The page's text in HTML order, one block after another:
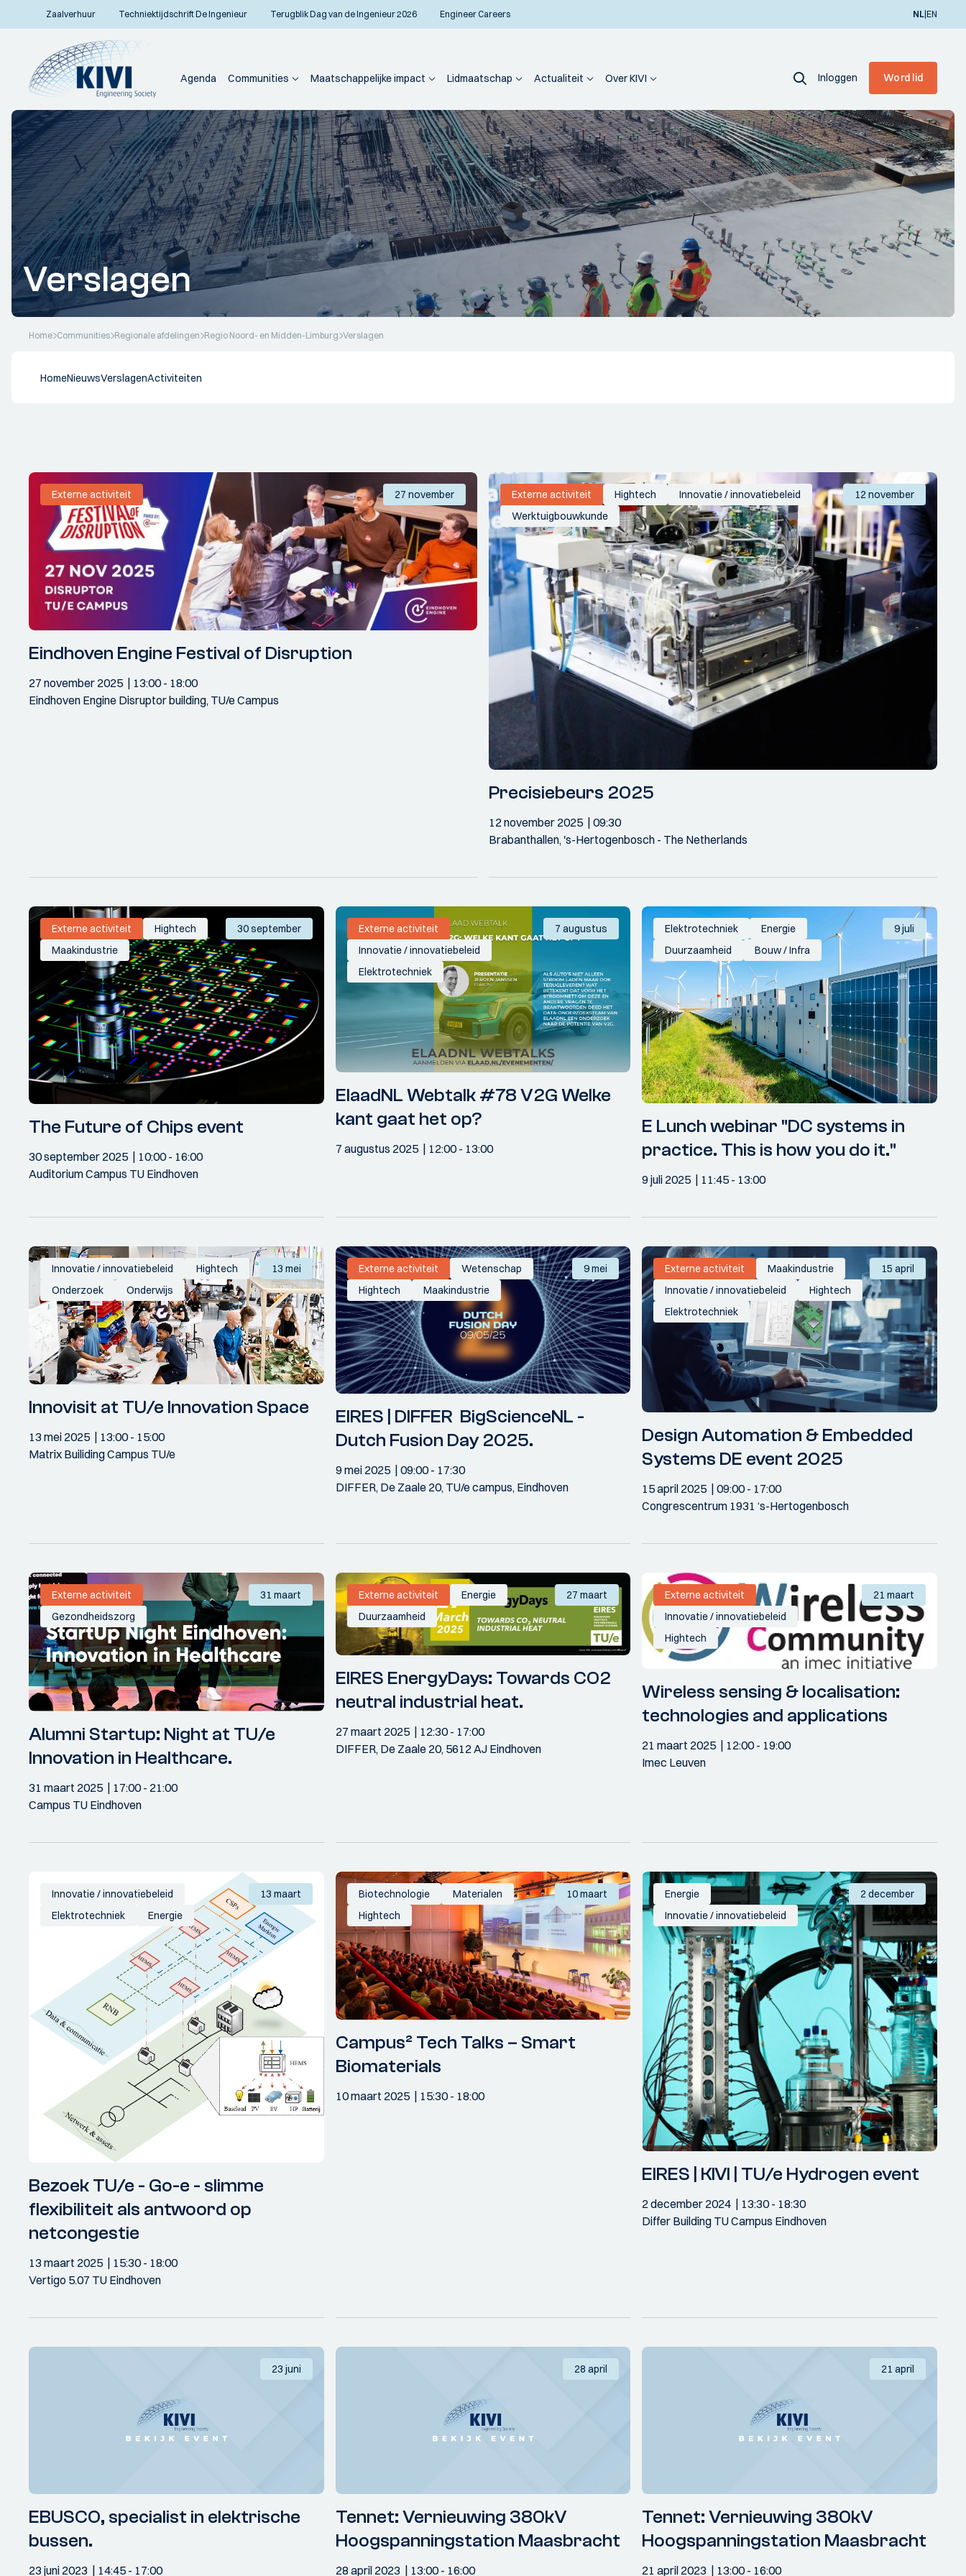
Zaalverhuur Techniektijdschrift De Ingenieur Terugblik Dag van de Ingenieur 2026 Engineer Careers NL|EN
Agenda Communities Maatschappelijke impact Lidmaatschap Actualiteit Over KIVI Inloggen Word lid
Verslagen
Home Communities Regionale afdelingen Regio Noord- en Midden-Limburg Verslagen
HomeNieuwsVerslagenActiviteiten
Externe activiteit 27 november
Eindhoven Engine Festival of Disruption
27 november 2025 13:00- 18:00
Eindhoven Engine Disruptor building, TU/e Campus
Externe activiteit Hightech
Innovatie / innovatiebeleid
Werktuigbouwkunde
12 november
Precisiebeurs 2025
12 november 2025
09:30
Brabanthallen, 's-Hertogenbosch - The Netherlands
Externe activiteit
Hightech
Maakindustrie
30 september
The Future of Chips event
30 september 2025 10:00- 16:00
Auditorium Campus TU Eindhoven
Externe activiteit
Innovatie / innovatiebeleid
Elektrotechniek
7 augustus
ElaadNL Webtalk #78 V2G Welke
kant gaat het op?
7 augustus 2025 12:00- 13:00
Elektrotechniek
Energie
Duurzaamheid
Bouw / Infra
9 juli
E Lunch webinar "DC systems in
practice. This is how you do it."
9 juli 2025 11:45 - 13:00
Innovatie / innovatiebeleid
Hightech
Onderzoek
Onderwijs
13 mei
Innovisit at TU/e Innovation Space
13 mei 2025 13:00- 15:00
Matrix Builiding Campus TU/e
Externe activiteit
Wetenschap
Hightech
Maakindustrie
9 mei
EIRES | DIFFER BigScienceNL -
Dutch Fusion Day 2025.
9 mei 2025 09:00- 17:30
DIFFER, De Zaale 20, TU/e campus, Eindhoven
Externe activiteit
Maakindustrie
Innovatie / innovatiebeleid
Hightech
Elektrotechniek
15 april
Design Automation & Embedded
Systems DE event 2025
15 april 2025 09:00- 17:00
Congrescentrum 1931 ‘s-Hertogenbosch
Externe activiteit
Gezondheidszorg
31 maart
Alumni Startup: Night at TU/e
Innovation in Healthcare.
31 maart 2025 17:00- 21:00
Campus TU Eindhoven
Externe activiteit
Energie
Duurzaamheid
27 maart
EIRES EnergyDays: Towards CO2
neutral industrial heat.
27 maart 2025 12:30- 17:00
DIFFER, De Zaale 20, 5612 AJ Eindhoven
Externe activiteit
Innovatie / innovatiebeleid
Hightech
21 maart
Wireless sensing & localisation:
technologies and applications
21 maart 2025 12:00- 19:00
Imec Leuven
Innovatie / innovatiebeleid
Elektrotechniek
Energie
13 maart
Bezoek TU/e - Go-e - slimme
flexibiliteit als antwoord op
netcongestie
13 maart 2025 15:30- 18:00
Vertigo 5.07 TU Eindhoven
Biotechnologie
Materialen
Hightech
10 maart
Campus² Tech Talks – Smart
Biomaterials
10 maart 2025 15:30- 18:00
Energie
Innovatie / innovatiebeleid
2 december
EIRES | KIVI | TU/e Hydrogen event
2 december 2024 13:30- 18:30
Differ Building TU Campus Eindhoven
23 juni
EBUSCO, specialist in elektrische
bussen.
23 juni 2023 14:45 - 17:00
28 april
Tennet: Vernieuwing 380kV
Hoogspanningstation Maasbracht
28 april 2023 13:00- 16:00
21 april
Tennet: Vernieuwing 380kV
Hoogspanningstation Maasbracht
21 april 2023 13:00- 16:00